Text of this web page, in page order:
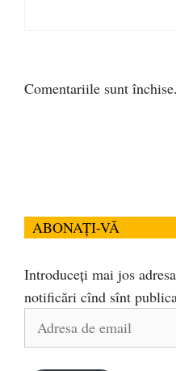
Comentariile sunt închise.
ABONAȚI-VĂ
Introduceți mai jos
notificări cînd sînt